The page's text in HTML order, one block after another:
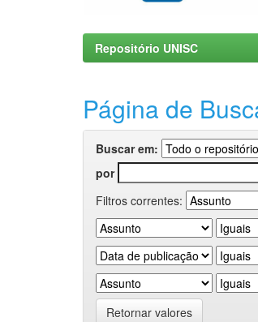
Repositório UNISC
Página de
Buscar em:
por
Filtros correntes:
Retornar valores